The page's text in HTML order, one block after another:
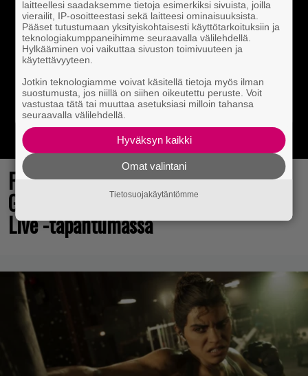
Final Fantasy VII Revelation näytillä
Gamescom-messujen Opening Night
Live -tapahtumassa
laitteellesi saadaksemme tietoja esimerkiksi sivuista, joilla
vierailit, IP-osoitteestasi sekä laitteesi ominaisuuksista.
Pääset tutustumaan yksityiskohtaisesti käyttötarkoituksiin ja
teknologiakumppaneihimme seuraavalla välilehdellä.
Hylkääminen voi vaikuttaa sivuston toimivuuteen ja
käytettävyyteen.
Jotkin teknologiamme voivat käsitellä tietoja myös ilman
suostumusta, jos niillä on siihen oikeutettu peruste. Voit
vastustaa tätä tai muuttaa asetuksiasi milloin tahansa
seuraavalla välilehdellä.
Hyväksyn kaikki
Omat valintani
Tietosuojakäytäntömme